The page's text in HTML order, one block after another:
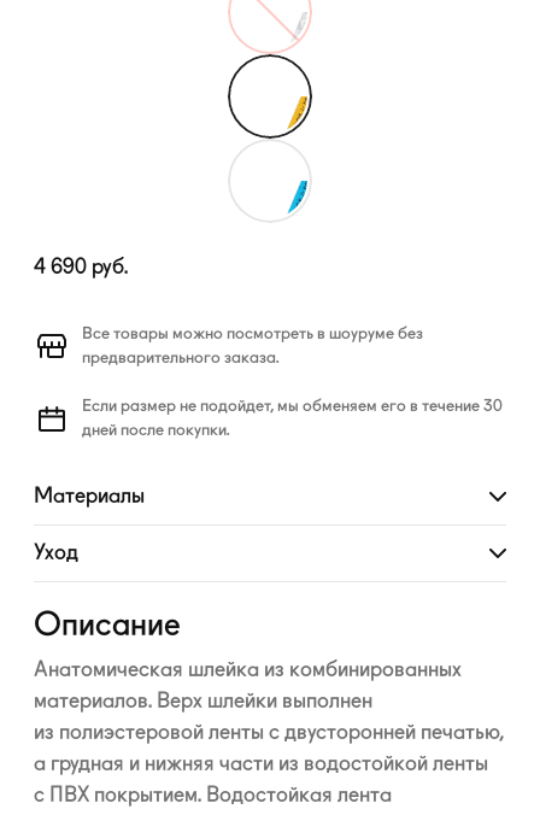
4 690 руб.
Все товары можно посмотреть в шоуруме без
предварительного заказа.
Если размер не подойдет, мы обменяем его в течение 30
дней после покупки.
Материалы
Развернуть
Уход
Развернуть
Описание
Анатомическая шлейка из комбинированных
материалов. Верх шлейки выполнен
из полиэстеровой ленты с двусторонней печатью,
а грудная и нижняя части из водостойкой ленты
с ПВХ покрытием. Водостойкая лента